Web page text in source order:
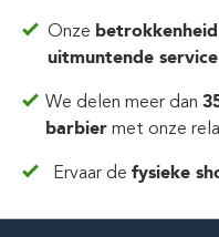
Onze betrokkenheid
uitmuntende service
We delen meer dan
barbier met onze
Ervaar de fysieke